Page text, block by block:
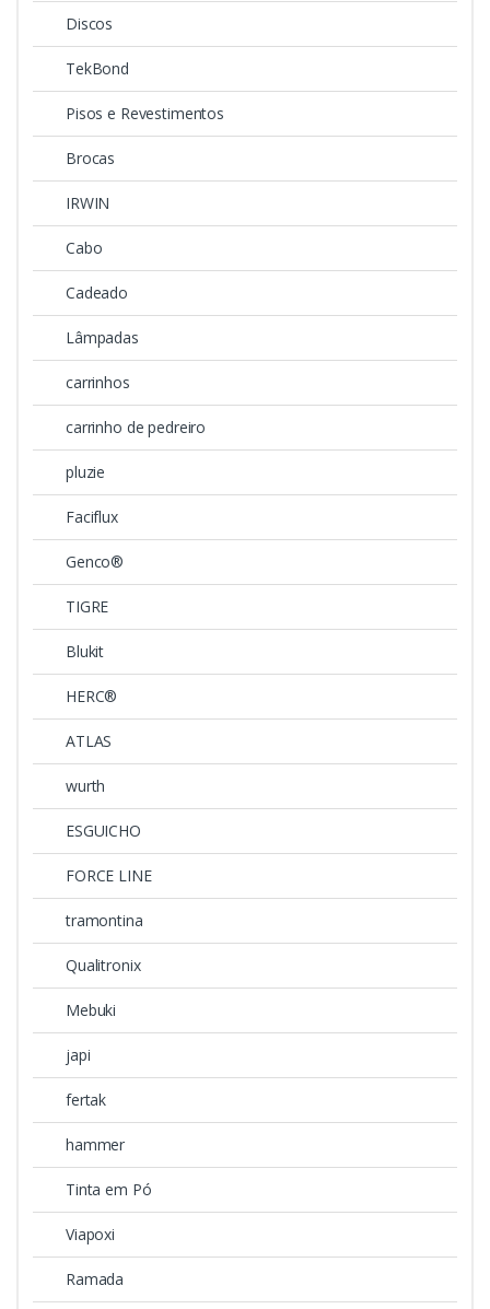
Discos
TekBond
Pisos e Revestimentos
Brocas
IRWIN
Cabo
Cadeado
Lâmpadas
carrinhos
carrinho de pedreiro
pluzie
Faciflux
Genco®
TIGRE
Blukit
HERC®
ATLAS
wurth
ESGUICHO
FORCE LINE
tramontina
Qualitronix
Mebuki
japi
fertak
hammer
Tinta em Pó
Viapoxi
Ramada